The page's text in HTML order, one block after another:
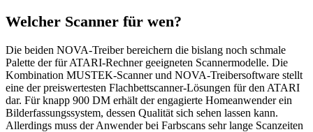
Welcher Scanner für wen?
Die beiden NOVA-Treiber bereichern die bislang noch schmale
Palette der für ATARI-Rechner geeigneten Scannermodelle. Die
Kombination MUSTEK-Scanner und NOVA-Treibersoftware stellt
eine der preiswertesten Flachbettscanner-Lösungen für den ATARI
dar. Für knapp 900 DM erhält der engagierte Homeanwender ein
Bilderfassungssystem, dessen Qualität sich sehen lassen kann.
Allerdings muss der Anwender bei Farbscans sehr lange Scanzeiten